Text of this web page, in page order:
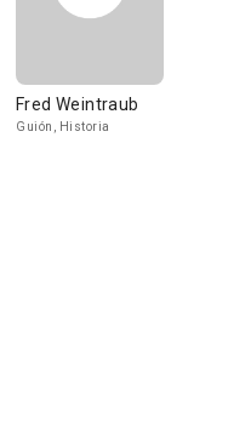
Fred Weintraub
Guión, Historia